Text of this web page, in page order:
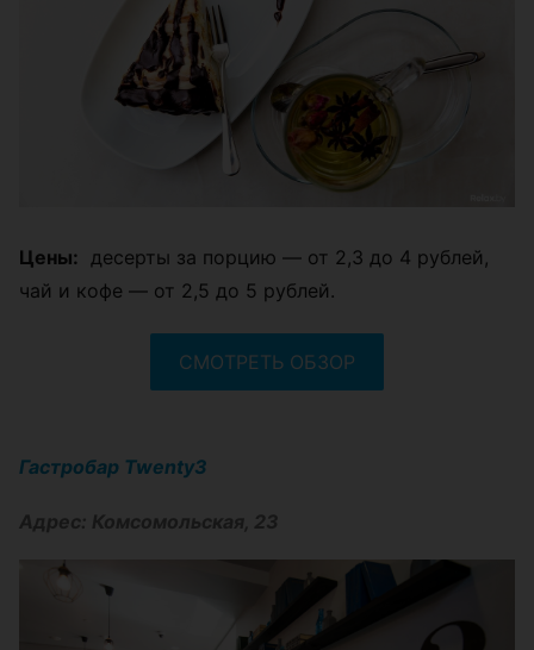
Цены: десерты за порцию — от 2,3 до 4 рублей,
чай и кофе — от 2,5 до 5 рублей.
СМОТРЕТЬ ОБЗОР
Гастробар Twenty3
Адрес: Комсомольская, 23